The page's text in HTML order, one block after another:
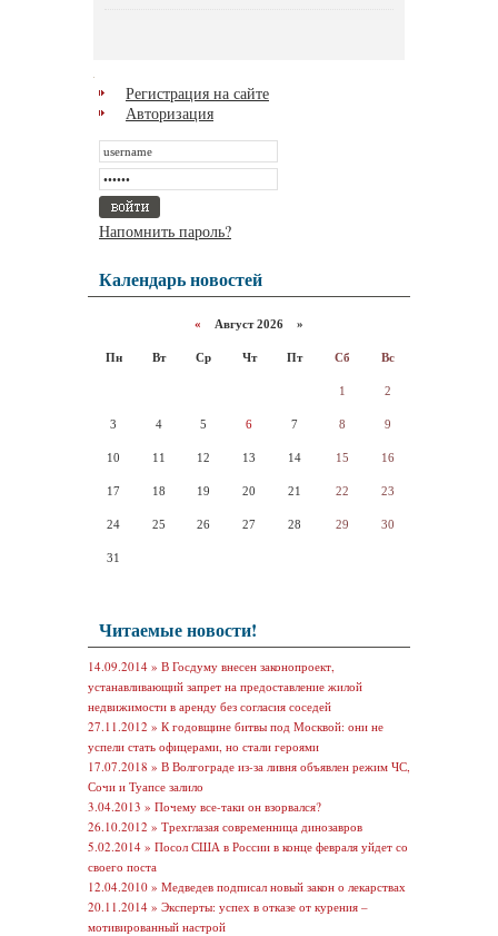
Регистрация на сайте
Авторизация
Напомнить пароль?
Календарь новостей
« Август 2026 »
Пн Вт Ср Чт Пт Сб Вс
1 2
3 4 5 6 7 8 9
10 11 12 13 14 15 16
17 18 19 20 21 22 23
24 25 26 27 28 29 30
31
Читаемые новости!
14.09.2014 » В Госдуму внесен законопроект,
устанавливающий запрет на предоставление жилой
недвижимости в аренду без согласия соседей
27.11.2012 » К годовщине битвы под Москвой: они не
успели стать офицерами, но стали героями
17.07.2018 » В Волгограде из-за ливня объявлен режим ЧС,
Сочи и Туапсе залило
3.04.2013 » Почему все-таки он взорвался?
26.10.2012 » Трехглазая современница динозавров
5.02.2014 » Посол США в России в конце февраля уйдет со
своего поста
12.04.2010 » Медведев подписал новый закон о лекарствах
20.11.2014 » Эксперты: успех в отказе от курения –
мотивированный настрой